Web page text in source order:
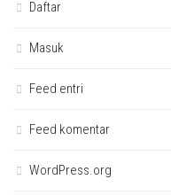
Daftar
Masuk
Feed entri
Feed komentar
WordPress.org